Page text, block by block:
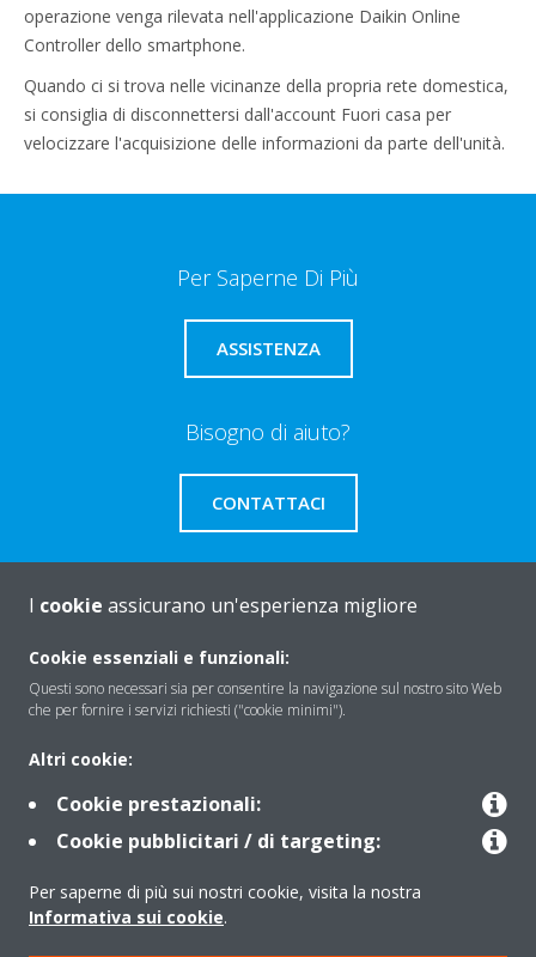
operazione venga rilevata nell'applicazione Daikin Online
Controller dello smartphone.
Quando ci si trova nelle vicinanze della propria rete domestica,
si consiglia di disconnettersi dall'account Fuori casa per
velocizzare l'acquisizione delle informazioni da parte dell'unità.
Per Saperne Di Più
ASSISTENZA
Bisogno di aiuto?
CONTATTACI
About Daikin
Contact
Products
I cookie assicurano un'esperienza migliore
Cookie essenziali e funzionali:
Questi sono necessari sia per consentire la navigazione sul nostro sito Web
che per fornire i servizi richiesti ("cookie minimi").
Altri cookie:
Cookie prestazionali:
Cookie pubblicitari / di targeting:
Per saperne di più sui nostri cookie, visita la nostra
Informativa sui cookie.